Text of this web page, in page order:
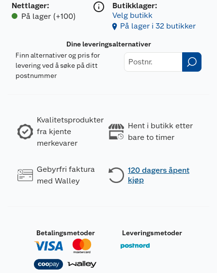
Nettlager:
På lager (+100)
Butikklager:
Velg butikk
På lager i 32 butikker
Dine leveringsalternativer
Finn alternativer og pris for
levering ved å søke på ditt
postnummer
Kvalitetsprodukter
fra kjente
merkevarer
Hent i butikk etter
bare to timer
Gebyrfri faktura
med Walley
120 dagers åpent
kjøp
Betalingsmetoder Leveringsmetoder